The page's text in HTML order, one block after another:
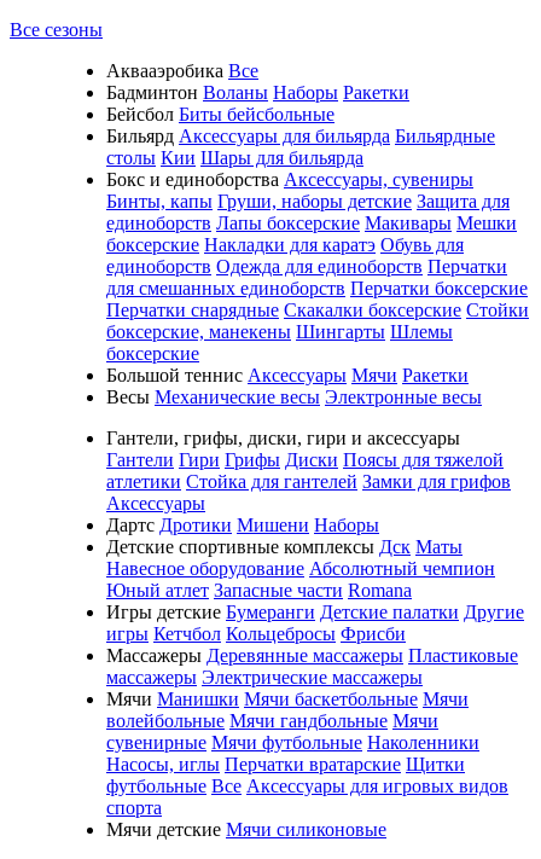
Все сезоны
Аквааэробика Все
Бадминтон Воланы Наборы Ракетки
Бейсбол Биты бейсбольные
Бильярд Аксессуары для бильярда Бильярдные
столы Кии Шары для бильярда
Бокс и единоборства Аксессуары, сувениры
Бинты, капы Груши, наборы детские Защита для
единоборств Лапы боксерские Макивары Мешки
боксерские Накладки для каратэ Обувь для
единоборств Одежда для единоборств Перчатки
для смешанных единоборств Перчатки боксерские
Перчатки снарядные Скакалки боксерские Стойки
боксерские, манекены Шингарты Шлемы
боксерские
Большой теннис Аксессуары Мячи Ракетки
Весы Механические весы Электронные весы
Гантели, грифы, диски, гири и аксессуары
Гантели Гири Грифы Диски Поясы для тяжелой
атлетики Стойка для гантелей Замки для грифов
Аксессуары
Дартс Дротики Мишени Наборы
Детские спортивные комплексы Дск Маты
Навесное оборудование Абсолютный чемпион
Юный атлет Запасные части Romana
Игры детские Бумеранги Детские палатки Другие
игры Кетчбол Кольцебросы Фрисби
Массажеры Деревянные массажеры Пластиковые
массажеры Электрические массажеры
Мячи Манишки Мячи баскетбольные Мячи
волейбольные Мячи гандбольные Мячи
сувенирные Мячи футбольные Наколенники
Насосы, иглы Перчатки вратарские Щитки
футбольные Все Аксессуары для игровых видов
спорта
Мячи детские Мячи силиконовые